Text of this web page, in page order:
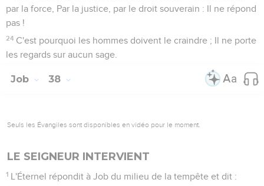
par la force, Par la justice, par le droit souverain : Il ne répond
pas !
24 C'est pourquoi les hommes doivent le craindre ; Il ne porte
les regards sur aucun sage.
Job 38
Seuls les Évangiles sont disponibles en vidéo pour le moment.
LE SEIGNEUR INTERVIENT
1 L'Éternel répondit à Job du milieu de la tempête et dit :